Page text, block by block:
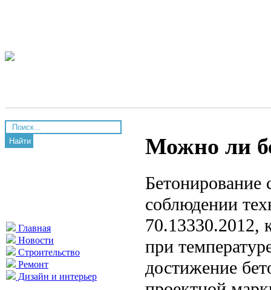
Найти
Главная
Новости
Строительство
Ремонт
Дизайн и интерьер
Можно ли
Бетонирование
соблюдении
70.13330.2012,
при
достижение